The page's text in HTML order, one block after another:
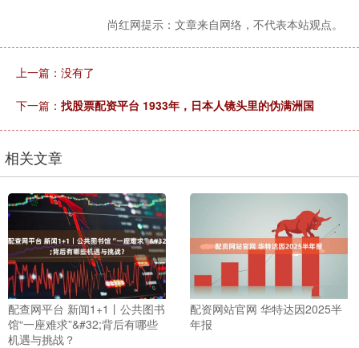
尚红网提示：文章来自网络，不代表本站观点。
上一篇：没有了
下一篇： 找股票配资平台 1933年，日本人镜头里的伪满洲国
相关文章
配查网平台 新闻1+1丨公共图书
馆“一座难求”&#32;背后有哪些
机遇与挑战？
配资网站官网 华特达因2025半
年报